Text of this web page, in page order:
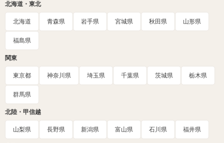
北海道・東北
北海道 青森県 岩手県 宮城県 秋田県 山形県
福島県
関東
東京都 神奈川県 埼玉県 千葉県 茨城県 栃木県
群馬県
北陸・甲信越
山梨県 長野県 新潟県 富山県 石川県 福井県